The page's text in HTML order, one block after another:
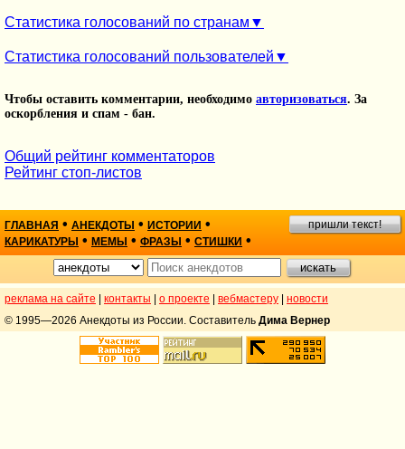
Статистика голосований по странам
Статистика голосований пользователей
Чтобы оставить комментарии, необходимо авторизоваться. За
оскорбления и спам - бан.
Общий рейтинг комментаторов
Рейтинг стоп-листов
ГЛАВНАЯ • АНЕКДОТЫ • ИСТОРИИ •
КАРИКАТУРЫ • МЕМЫ • ФРАЗЫ • СТИШКИ •
пришли текст!
реклама на сайте контакты о проекте вебмастеру
новости
© 1995—2026 Анекдоты из России. Составитель Дима Вернер